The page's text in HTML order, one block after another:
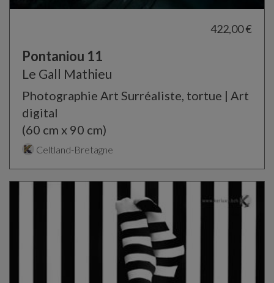
422,00 €
Pontaniou 11
Le Gall Mathieu
Photographie Art Surréaliste, tortue | Art
digital
(60 cm x 90 cm)
Celtland-Bretagne